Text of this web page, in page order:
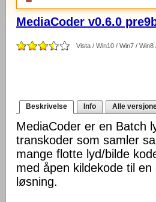
MediaCoder v0.6.0
Vista / Win10 / Win7 / Win8
Beskrivelse Info Alle
MediaCoder er en Batch
transkoder som samler
mange flotte lyd/bilde
med åpen kildekode til en
løsning.